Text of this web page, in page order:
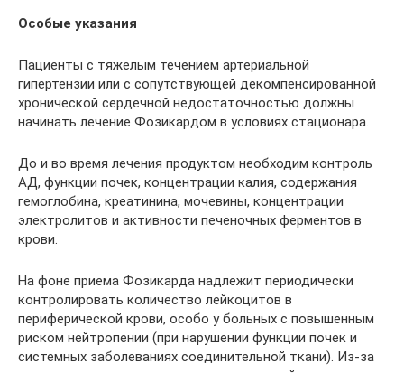
Особые указания
Пациенты с тяжелым течением артериальной
гипертензии или с сопутствующей декомпенсированной
хронической сердечной недостаточностью должны
начинать лечение Фозикардом в условиях стационара.
До и во время лечения продуктом необходим контроль
АД, функции почек, концентрации калия, содержания
гемоглобина, креатинина, мочевины, концентрации
электролитов и активности печеночных ферментов в
крови.
На фоне приема Фозикарда надлежит периодически
контролировать количество лейкоцитов в
периферической крови, особо у больных с повышенным
риском нейтропении (при нарушении функции почек и
системных заболеваниях соединительной ткани). Из-за